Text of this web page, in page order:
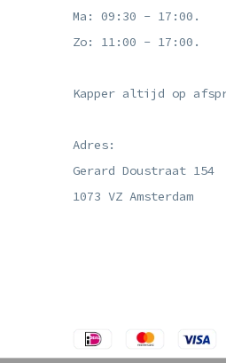
Ma: 09:30 - 17:00.
Zo: 11:00 - 17:00.
Kapper altijd op
Adres:
Gerard Doustraat 154
1073 VZ Amsterdam